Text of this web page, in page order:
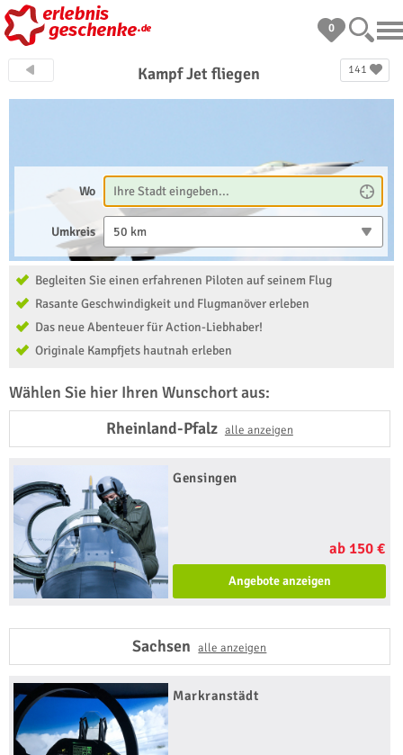
0
141
Kampf Jet fliegen
Wo
Umkreis 50 km
Begleiten Sie einen erfahrenen Piloten auf seinem Flug
Rasante Geschwindigkeit und Flugmanöver erleben
Das neue Abenteuer für Action-Liebhaber!
Originale Kampfjets hautnah erleben
Wählen Sie hier Ihren Wunschort aus:
Rheinland-Pfalz alle anzeigen
Gensingen
ab 150 €
Angebote anzeigen
Sachsenalle anzeigen
Markranstädt